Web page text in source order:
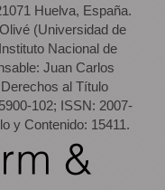
Huelva, España.
(Universidad de
Nacional de
Juan Carlos
al Título
102; ISSN: 2007-
y Contenido: 15411.